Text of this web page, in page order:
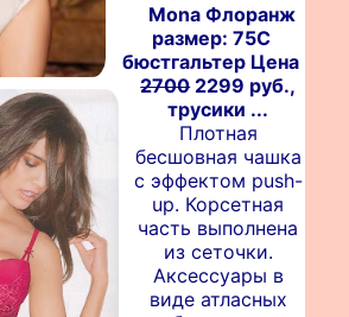
Mona Флоранж
размер: 75C
бюстгальтер Цена
27002299 руб.,
трусики ...
Плотная
бесшовная чашка
с эффектом push-
up. Корсетная
часть выполнена
из сеточки.
Аксессуары в
виде атласных